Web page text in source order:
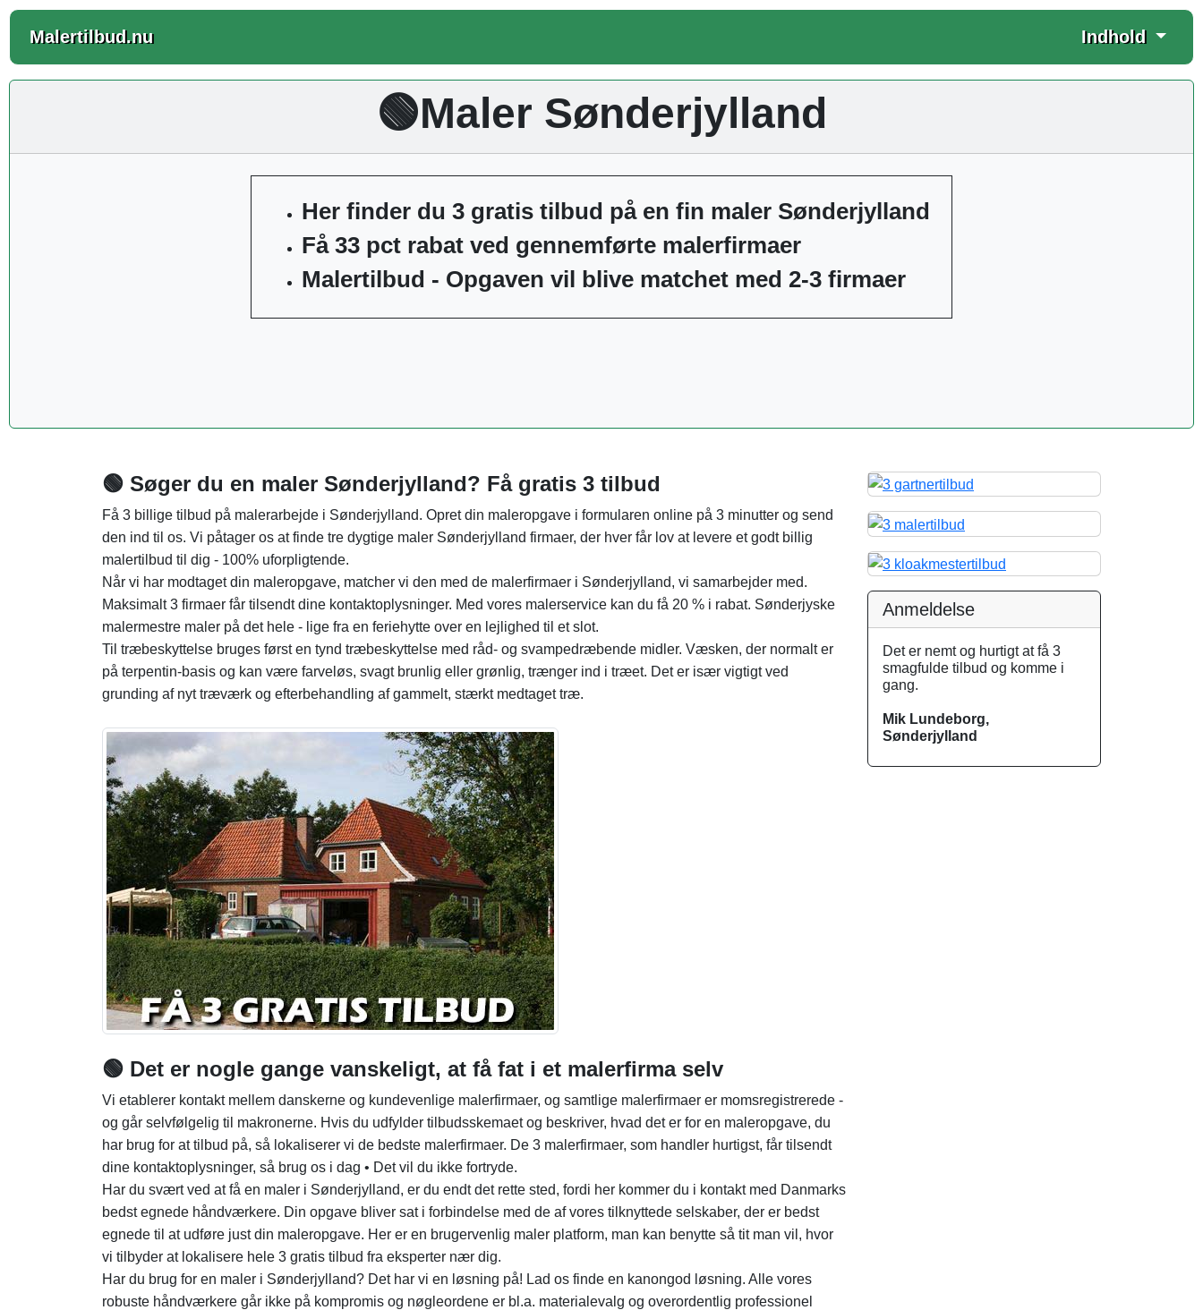
Malertilbud.nu Indhold
🟢Maler Sønderjylland
Her finder du 3 gratis tilbud på en fin maler Sønderjylland
Få 33 pct rabat ved gennemførte malerfirmaer
Malertilbud - Opgaven vil blive matchet med 2-3 firmaer
🟢 Søger du en maler Sønderjylland? Få gratis 3 tilbud
Få 3 billige tilbud på malerarbejde i Sønderjylland. Opret din maleropgave i formularen online på 3 minutter og send
den ind til os. Vi påtager os at finde tre dygtige maler Sønderjylland firmaer, der hver får lov at levere et godt billig
malertilbud til dig - 100% uforpligtende.
Når vi har modtaget din maleropgave, matcher vi den med de malerfirmaer i Sønderjylland, vi samarbejder med.
Maksimalt 3 firmaer får tilsendt dine kontaktoplysninger. Med vores malerservice kan du få 20 % i rabat. Sønderjyske
malermestre maler på det hele - lige fra en feriehytte over en lejlighed til et slot.
Til træbeskyttelse bruges først en tynd træbeskyttelse med råd- og svampedræbende midler. Væsken, der normalt er
på terpentin-basis og kan være farveløs, svagt brunlig eller grønlig, trænger ind i træet. Det er især vigtigt ved
grunding af nyt træværk og efterbehandling af gammelt, stærkt medtaget træ.
🟢 Det er nogle gange vanskeligt, at få fat i et malerfirma selv
Vi etablerer kontakt mellem danskerne og kundevenlige malerfirmaer, og samtlige malerfirmaer er momsregistrerede -
og går selvfølgelig til makronerne. Hvis du udfylder tilbudsskemaet og beskriver, hvad det er for en maleropgave, du
har brug for at tilbud på, så lokaliserer vi de bedste malerfirmaer. De 3 malerfirmaer, som handler hurtigst, får tilsendt
dine kontaktoplysninger, så brug os i dag • Det vil du ikke fortryde.
Har du svært ved at få en maler i Sønderjylland, er du endt det rette sted, fordi her kommer du i kontakt med Danmarks
bedst egnede håndværkere. Din opgave bliver sat i forbindelse med de af vores tilknyttede selskaber, der er bedst
egnede til at udføre just din maleropgave. Her er en brugervenlig maler platform, man kan benytte så tit man vil, hvor
vi tilbyder at lokalisere hele 3 gratis tilbud fra eksperter nær dig.
Har du brug for en maler i Sønderjylland? Det har vi en løsning på! Lad os finde en kanongod løsning. Alle vores
robuste håndværkere går ikke på kompromis og nøgleordene er bl.a. materialevalg og overordentlig professionel
Anmeldelse
Det er nemt og hurtigt at få 3
smagfulde tilbud og komme i
gang.
Mik Lundeborg,
Sønderjylland